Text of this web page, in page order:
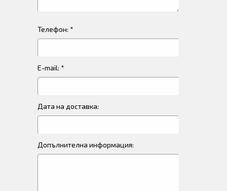
Телефон: *
E-mail: *
Дата на доставка:
Допълнителна информация: